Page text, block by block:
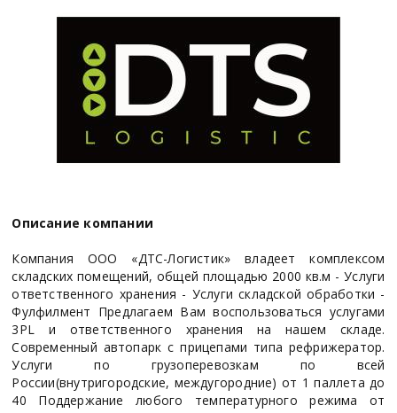
Описание компании
Компания ООО «ДТС-Логистик» владеет комплексом
складских помещений, общей площадью 2000 кв.м - Услуги
ответственного хранения - Услуги складской обработки -
Фулфилмент Предлагаем Вам воспользоваться услугами
3PL и ответственного хранения на нашем складе.
Современный автопарк с прицепами типа рефрижератор.
Услуги по грузоперевозкам по всей
России(внутригородские, междугородние) от 1 паллета до
40 Поддержание любого температурного режима от